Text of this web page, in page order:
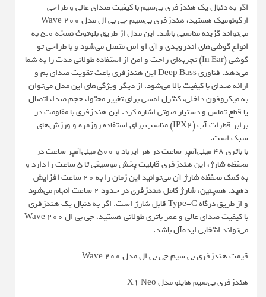
اگر به دنبال یک هندزفری بی‌سیم با کیفیت صدای عالی و طراحی
ارگونومیک هستید، هندزفری بی‌سیم جی بی ال مدل Wave 200
می‌تواند گزینه مناسبی باشد. این مدل از طریق بلوتوث نسخه 5.0 به
انواع گوشی‌های اندرویدی و آی او اس متصل می‌شود و با طراحی تو
گوشی (In Ear) تجربه‌ای راحت و امن از استفاده طولانی مدت را به شما
می‌دهد. فناوری Deep Bass این هندزفری باعث تقویت صدای بم و
ارائه صدای با کیفیت بالا می‌شود. از دیگر ویژگی‌های این مدل می‌توان
به میکروفون داخلی، کنترل لمسی برای تغییر محتوا، حجم صدا، اتصال
یا قطع تماس و دستیار صوتی اشاره کرد. این هندزفری با مقاومت در
برابر قطرات آب (IPX2) مناسب برای استفاده روزمره و ورزش‌های
سبک است.
با باتری 48 میلی‌آمپر ساعت در هر ایرباد و 500 میلی‌آمپر ساعت در
محفظه شارژ، این هندزفری قابلیت پخش موسیقی تا 5 ساعت را دارد و
به کمک محفظه شارژ آن می‌توانید این زمان را به 20 ساعت افزایش
دهید. همچنین، شارژ کامل هندزفری در حدود 2 ساعت انجام می‌شود
و از طریق درگاه Type-C قابل شارژ است. اگر به دنبال یک هندزفری
با کیفیت صدای عالی و عمر باتری طولانی هستید، جی بی ال Wave 200
می‌تواند انتخابی ایده‌آل باشد.
قیمت هندزفری بی سیم جی بی ال مدل Wave 200
هندزفری بی‌سیم هایلو مدل X1 Neo